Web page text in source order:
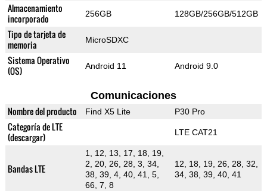
Almacenamiento
incorporado
256GB 128GB/256GB/512GB
Tipo de tarjeta de
memoria
MicroSDXC
Sistema Operativo
(OS)
Android 11 Android 9.0
Comunicaciones
Nombre del producto Find X5 Lite P30 Pro
Categoría de LTE
(descargar)
LTE CAT21
Bandas LTE
1, 12, 13, 17, 18, 19,
2, 20, 26, 28, 3, 34,
38, 39, 4, 40, 41, 5,
66, 7, 8
12, 18, 19, 26, 28, 32,
34, 38, 39, 40, 41